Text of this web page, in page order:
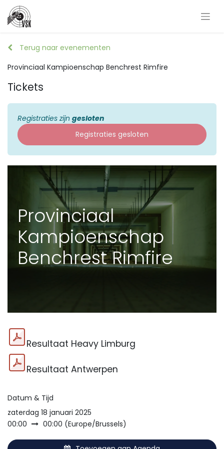
Terug naar evenementen
Provinciaal Kampioenschap Benchrest Rimfire
Tickets
Registraties zijn gesloten
Registraties gesloten
Provinciaal
Kampioenschap
Benchrest Rimfire
Resultaat Heavy Limburg
Resultaat Antwerpen
Datum & Tijd
zaterdag 18 januari 2025
00:00
00:00 (Europe/Brussels)